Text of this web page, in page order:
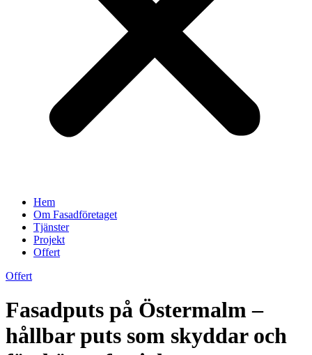
Hem
Om Fasadföretaget
Tjänster
Projekt
Offert
Offert
Fasadputs på Östermalm –
hållbar puts som skyddar och